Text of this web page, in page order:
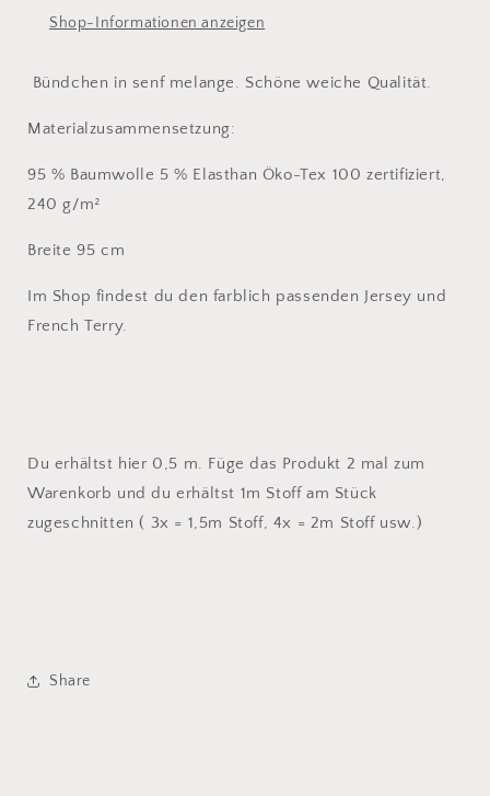
Shop-Informationen anzeigen
Bündchen in senf melange. Schöne weiche Qualität.
Materialzusammensetzung:
95 % Baumwolle 5 % Elasthan Öko-Tex 100 zertifiziert,
240 g/m²
Breite 95 cm
Im Shop findest du den farblich passenden Jersey und
French Terry.
Du erhältst hier 0,5 m. Füge das Produkt 2 mal zum
Warenkorb und du erhältst 1m Stoff am Stück
zugeschnitten ( 3x = 1,5m Stoff, 4x = 2m Stoff usw.)
Share